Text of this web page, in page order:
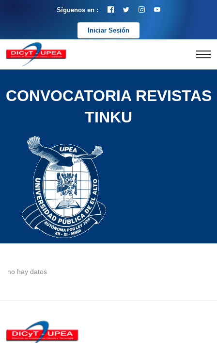
Síguenos en :
Iniciar Sesión
CONVOCATORIA REVISTAS
TINKU
no hay datos